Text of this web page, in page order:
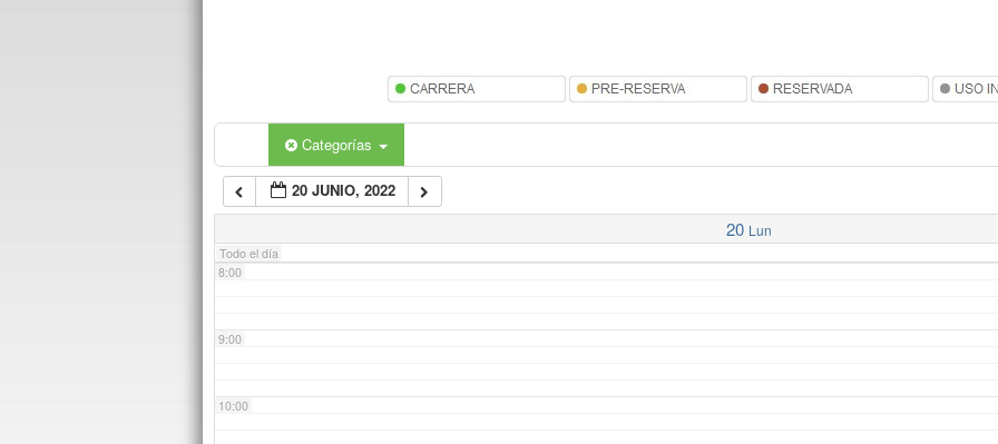
Categorías
20 JUNIO, 2022
20 Lun
Todo el día
7:00
8:00
9:00
10:00